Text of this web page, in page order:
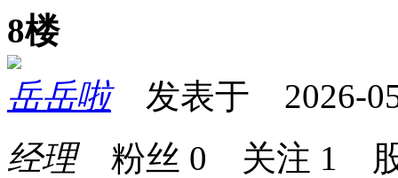
8楼
岳岳啦发表于 2026-
经理粉丝 0 关注 1